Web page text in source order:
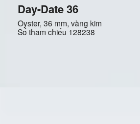
Day-Date 36
Oyster, 36 mm, vàng kim
Số tham chiếu 128238